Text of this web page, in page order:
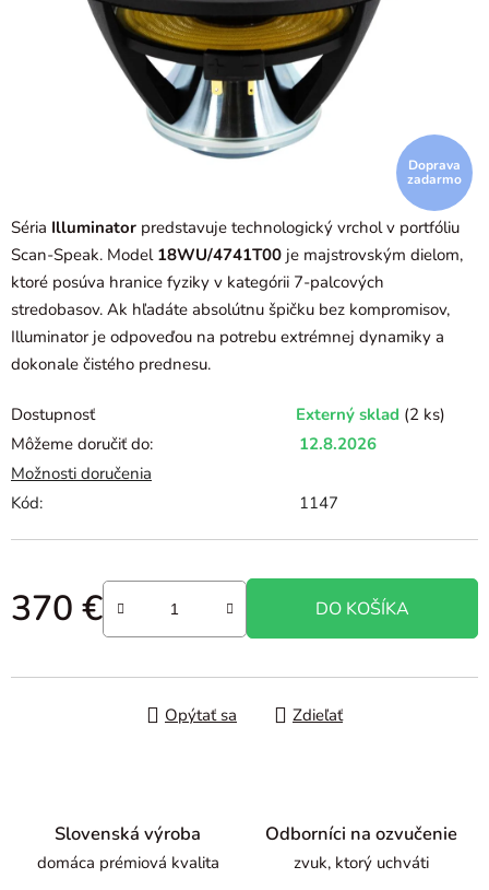
Séria Illuminator predstavuje technologický vrchol v portfóliu
Scan-Speak. Model 18WU/4741T00 je majstrovským dielom,
ktoré posúva hranice fyziky v kategórii 7-palcových
stredobasov. Ak hľadáte absolútnu špičku bez kompromisov,
Illuminator je odpoveďou na potrebu extrémnej dynamiky a
dokonale čistého prednesu.
Dostupnosť Externý sklad (2 ks)
Môžeme doručiť do:
12.8.2026
Možnosti doručenia
Kód:
1147
370 €
Jednotková cena:
DO KOŠÍKA
Opýtať sa Zdieľať
Slovenská výroba
domáca prémiová kvalita
Odborníci na ozvučenie
zvuk, ktorý uchváti
Doprava
zadarmo